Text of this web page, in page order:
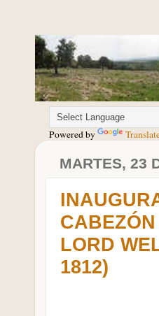
Powered by
MARTES, 23
LORD
1812)